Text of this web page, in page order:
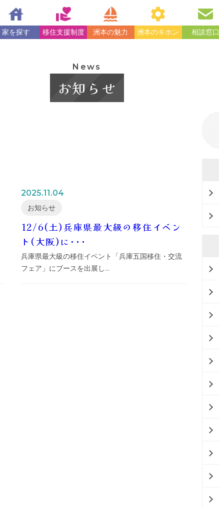
家を探す 移住支援制度 洲本の魅力 洲本のキホン 相談窓口
News
お知らせ
2025.11.04
お知らせ
12/6(土)兵庫県最大級の移住イベン
ト(大阪)に･･･
兵庫県最大級の移住イベント「兵庫五国移住・交流
フェア」にブースを出展し...